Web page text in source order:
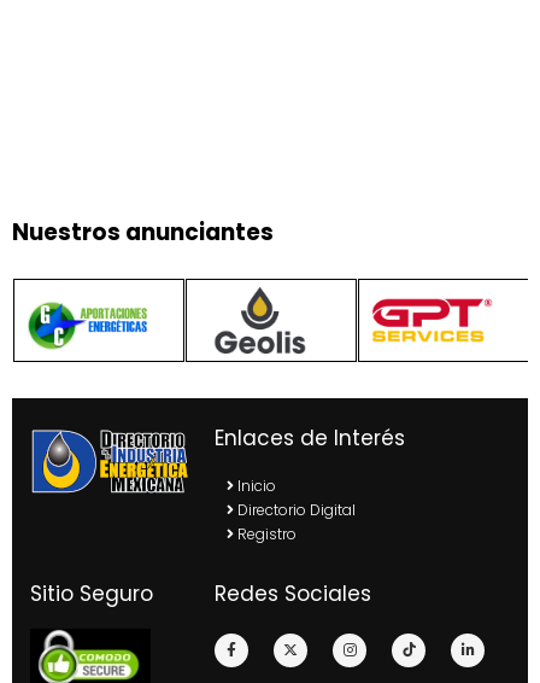
Nuestros anunciantes
Enlaces de Interés
Inicio
Directorio Digital
Registro
Sitio Seguro Redes Sociales